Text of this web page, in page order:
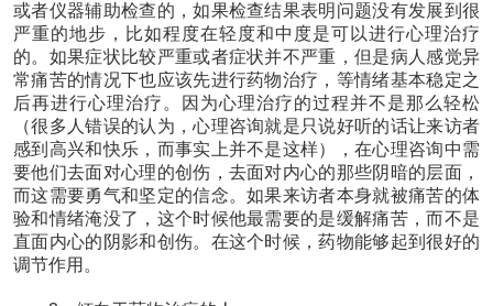
或者仪器辅助检查的，如果检查结果表明问题没有发展到很
严重的地步，比如程度在轻度和中度是可以进行心理治疗
的。如果症状比较严重或者症状并不严重，但是病人感觉异
常痛苦的情况下也应该先进行药物治疗，等情绪基本稳定之
后再进行心理治疗。因为心理治疗的过程并不是那么轻松
（很多人错误的认为，心理咨询就是只说好听的话让来访者
感到高兴和快乐，而事实上并不是这样），在心理咨询中需
要他们去面对心理的创伤，去面对内心的那些阴暗的层面，
而这需要勇气和坚定的信念。如果来访者本身就被痛苦的体
验和情绪淹没了，这个时候他最需要的是缓解痛苦，而不是
直面内心的阴影和创伤。在这个时候，药物能够起到很好的
调节作用。